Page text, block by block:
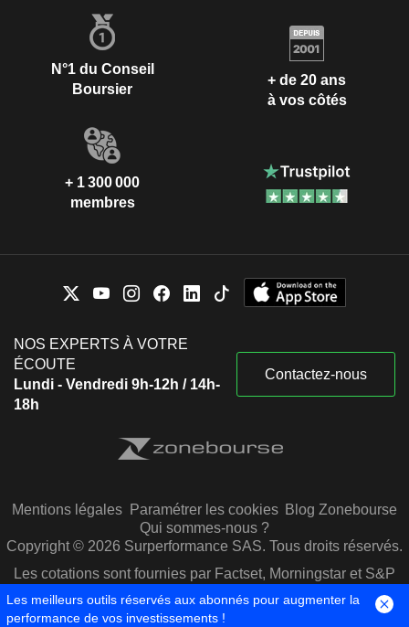
N°1 du Conseil
Boursier
+ de 20 ans
à vos côtés
+ 1 300 000
membres
NOS EXPERTS À VOTRE
ÉCOUTE
Lundi - Vendredi 9h-12h / 14h-
18h
Contactez-nous
Mentions légales Paramétrer les cookies Blog Zonebourse
Qui sommes-nous ?
Copyright © 2026 Surperformance SAS. Tous droits réservés.
Les cotations sont fournies par Factset, Morningstar et S&P
Capital IQ
Les meilleurs outils réservés aux abonnés pour augmenter la
performance de vos investissements !